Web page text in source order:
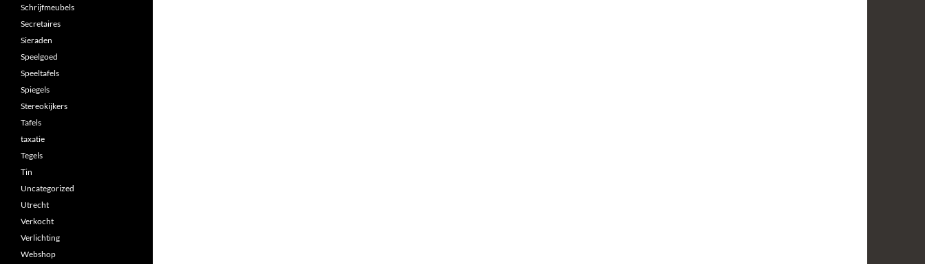
Schrijfmeubels
Secretaires
Sieraden
Speelgoed
Speeltafels
Spiegels
Stereokijkers
Tafels
taxatie
Tegels
Tin
Uncategorized
Utrecht
Verkocht
Verlichting
Webshop